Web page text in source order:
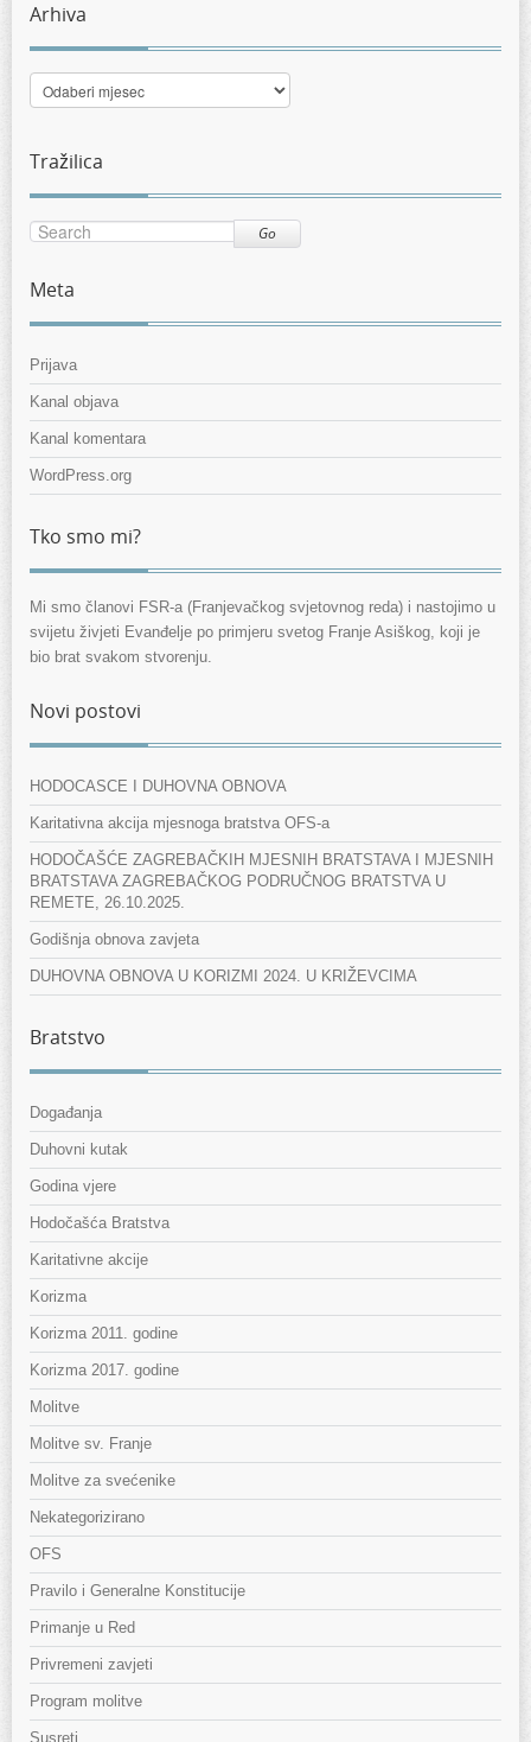
Arhiva
Arhiva
Tražilica
Go
Meta
Prijava
Kanal objava
Kanal komentara
WordPress.org
Tko smo mi?
Mi smo članovi FSR-a (Franjevačkog svjetovnog reda) i nastojimo u
svijetu živjeti Evanđelje po primjeru svetog Franje Asiškog, koji je
bio brat svakom stvorenju.
Novi postovi
HODOCASCE I DUHOVNA OBNOVA
Karitativna akcija mjesnoga bratstva OFS-a
HODOČAŠĆE ZAGREBAČKIH MJESNIH BRATSTAVA I MJESNIH
BRATSTAVA ZAGREBAČKOG PODRUČNOG BRATSTVA U
REMETE, 26.10.2025.
Godišnja obnova zavjeta
DUHOVNA OBNOVA U KORIZMI 2024. U KRIŽEVCIMA
Bratstvo
Događanja
Duhovni kutak
Godina vjere
Hodočašća Bratstva
Karitativne akcije
Korizma
Korizma 2011. godine
Korizma 2017. godine
Molitve
Molitve sv. Franje
Molitve za svećenike
Nekategorizirano
OFS
Pravilo i Generalne Konstitucije
Primanje u Red
Privremeni zavjeti
Program molitve
Susreti